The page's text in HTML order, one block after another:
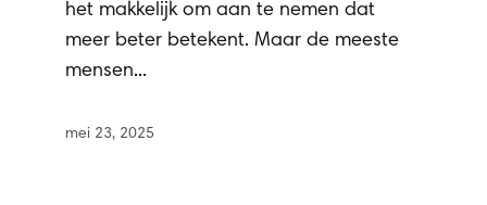
het makkelijk om aan te nemen dat
meer beter betekent. Maar de meeste
mensen...